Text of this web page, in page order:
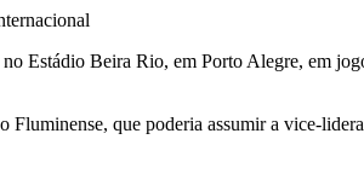
Estádio Beira Rio, em Porto Alegre, em
que poderia assumir a vice-